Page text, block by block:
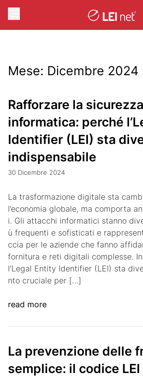
Mese: Dicembre 2024
Rafforzare la sicurezza
informatica: perché
Identifier (LEI) sta
indispensabile
30 Dicembre 2024
La trasformazione digitale sta
l’economia globale, ma comporta
i. Gli attacchi informatici stanno
ù frequenti e sofisticati e
ccia per le aziende che fanno
fornitura e reti digitali complesse.
l’Legal Entity Identifier (LEI) sta
nto cruciale per […]
read more
La prevenzione delle
semplice: il codice